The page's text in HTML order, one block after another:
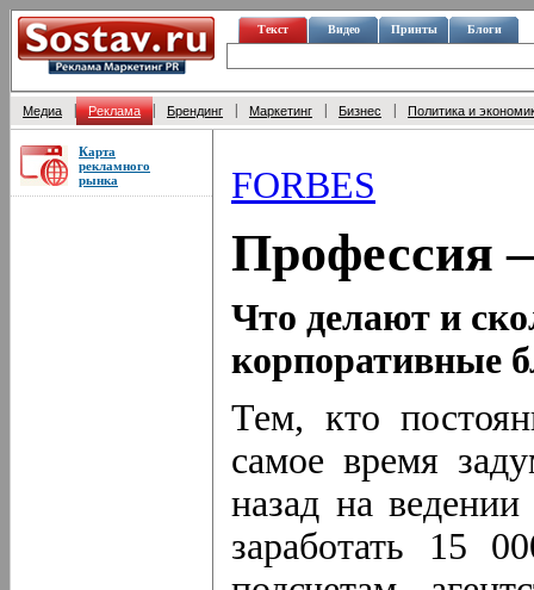
Текст Видео Принты Блоги
Медиа Реклама Брендинг Маркетинг Бизнес Политика и
Карта
рекламного
рынка
FORBES
Профессия
Что делают и
корпоративные
Тем, кто
самое время
назад на
заработать 15